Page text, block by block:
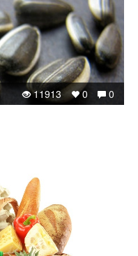
0
0
11913